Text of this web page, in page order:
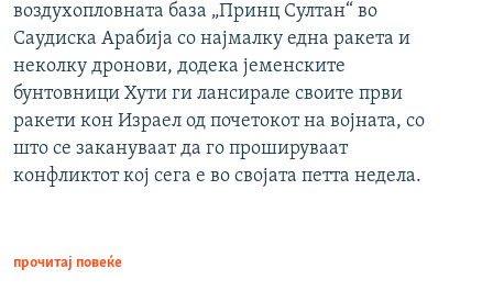
воздухопловната база „Принц Султан“ во
Саудиска Арабија со најмалку една ракета и
неколку дронови, додека јеменските
бунтовници Хути ги лансирале своите први
ракети кон Израел од почетокот на војната, со
што се закануваат да го прошируваат
конфликтот кој сега е во својата петта недела.
прочитај повеќе